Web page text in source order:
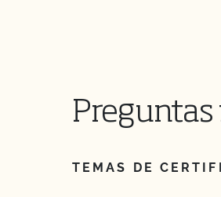
Preguntas
TEMAS DE
¿Ofrece el CCOF la
¿Cómo se certifican
contenedor?